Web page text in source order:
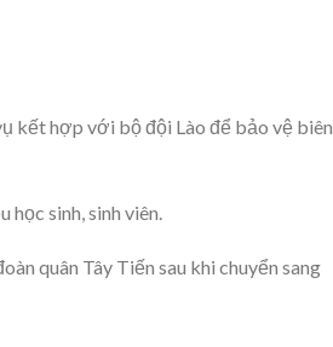
kết hợp với bộ đội Lào để bảo vệ biên
sinh, sinh viên.
quân Tây Tiến sau khi chuyển sang